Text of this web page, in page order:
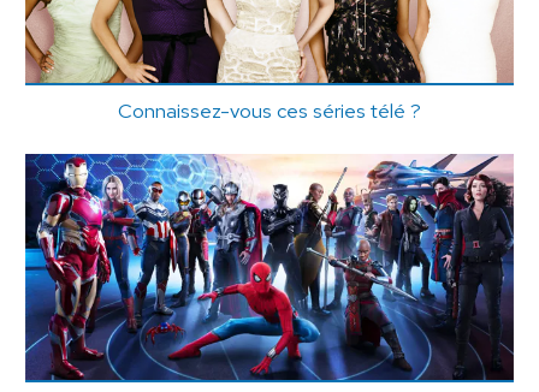
Connaissez-vous ces séries télé ?